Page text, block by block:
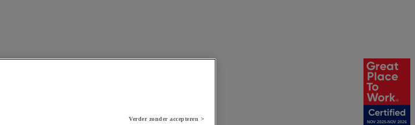
NOV 2025-NOV 2026
Verder zonder accepteren >